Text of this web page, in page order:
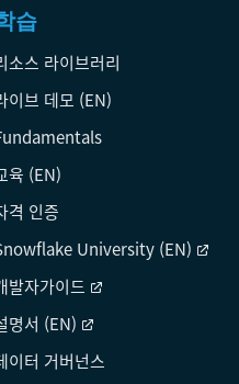
습
소스 라이브러리
이브 데모 (EN)
육 (EN)
격 인증
University (EN)
발자가이드
명서 (EN)
이터 거버넌스